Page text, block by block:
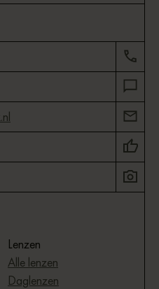
Lenzen
Alle lenzen
Daglenzen